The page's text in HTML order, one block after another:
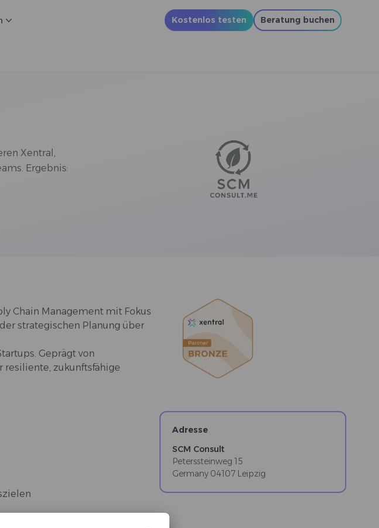
Kostenlos testen Beratung buchen
Xentral,
Ergebnis:
Chain Management mit Fokus
strategischen Planung über
Geprägt von
resiliente, zukunftsfähige
Adresse
SCM Consult
Peterssteinweg 15
Germany 04107 Leipzig